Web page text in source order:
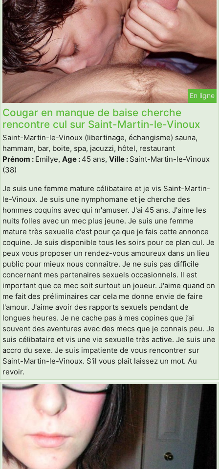
En ligne
Cougar en manque de baise cherche
rencontre cul sur Saint-Martin-le-Vinoux
Saint-Martin-le-Vinoux (libertinage, échangisme) sauna,
hammam, bar, boite, spa, jacuzzi, hôtel, restaurant
Prénom : Emilye, Age : 45 ans, Ville : Saint-Martin-le-Vinoux
(38)
Je suis une femme mature célibataire et je vis Saint-Martin-
le-Vinoux. Je suis une nymphomane et je cherche des
hommes coquins avec qui m'amuser. J'ai 45 ans. J'aime les
nuits folles avec un mec plus jeune. Je suis une femme
mature très sexuelle c'est pour ça que je fais cette annonce
coquine. Je suis disponible tous les soirs pour ce plan cul. Je
peux vous proposer un rendez-vous amoureux dans un lieu
public pour mieux nous connaître. Je ne suis pas difficile
concernant mes partenaires sexuels occasionnels. Il est
important que ce mec soit surtout un joueur. J'aime quand on
me fait des préliminaires car cela me donne envie de faire
l'amour. J'aime avoir des rapports sexuels pendant de
longues heures. Je ne cache pas à mes copines que j’ai
souvent des aventures avec des mecs que je connais peu. Je
suis célibataire et vis une vie sexuelle très active. Je suis une
accro du sexe. Je suis impatiente de vous rencontrer sur
Saint-Martin-le-Vinoux. S'il vous plaît laissez un mot. Au
revoir.